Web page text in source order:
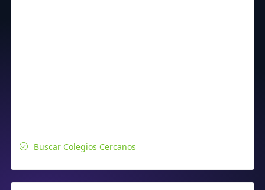
Buscar Colegios Cercanos